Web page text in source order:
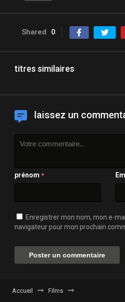
Shared 0
titres similaires
laissez un
prénom *
Enregistrer mon nom, mon e-
navigateur pour mon prochain
Accueil
Films